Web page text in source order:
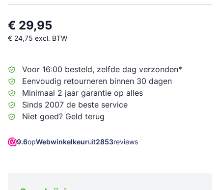
€ 29,95
€ 24,75 excl. BTW
Voor 16:00 besteld, zelfde dag verzonden*
Eenvoudig retourneren binnen 30 dagen
Minimaal 2 jaar garantie op alles
Sinds 2007 de beste service
Niet goed? Geld terug
9.6opWebwinkelkeuruit2853reviews